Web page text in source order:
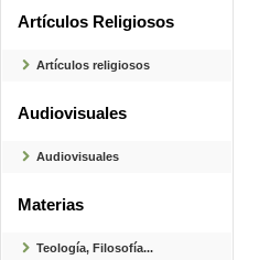
Artículos Religiosos
Artículos religiosos
Audiovisuales
Audiovisuales
Materias
Teología, Filosofía...